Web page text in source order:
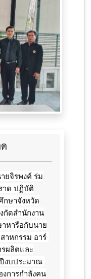
ยจิรพงค์ ร่ม
าด ปฏิบัติ
กษาจังหวัด
กัดสำนักงาน
หารือกับนาย
หกรรม อาร์
รผลิตและ
งบประมาณ
การกำลังคน